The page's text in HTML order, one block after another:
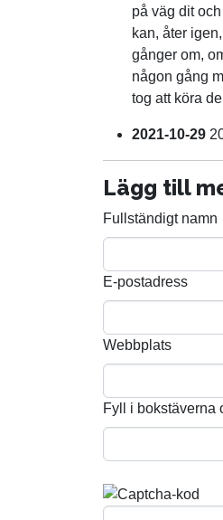
på väg dit
kan, åter
gånger om,
någon gång
tog att köra
2021-10-29
Lägg till
Fullständigt namn
E-postadress
Webbplats
Fyll i bokstäverna